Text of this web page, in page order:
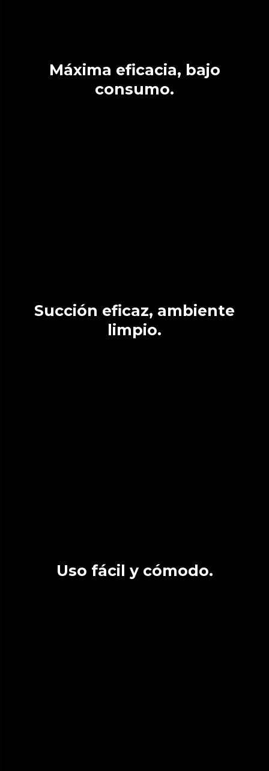
Máxima eficacia, bajo
consumo.
Succión eficaz, ambiente
limpio.
Uso fácil y cómodo.